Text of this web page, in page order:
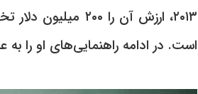
است. در ادامه راهنمایی‌های او را